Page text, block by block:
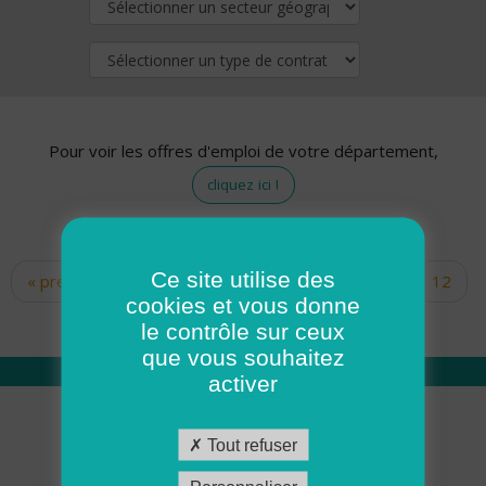
Pour voir les offres d'emploi de votre département,
cliquez ici !
Pages
« premier ‹ précédent … 10
12
14 15 16 17
Qui sommes nous
Académie ADMR
Ce site utilise des
cookies et vous donne
le contrôle sur ceux
que vous souhaitez
activer
Tout refuser